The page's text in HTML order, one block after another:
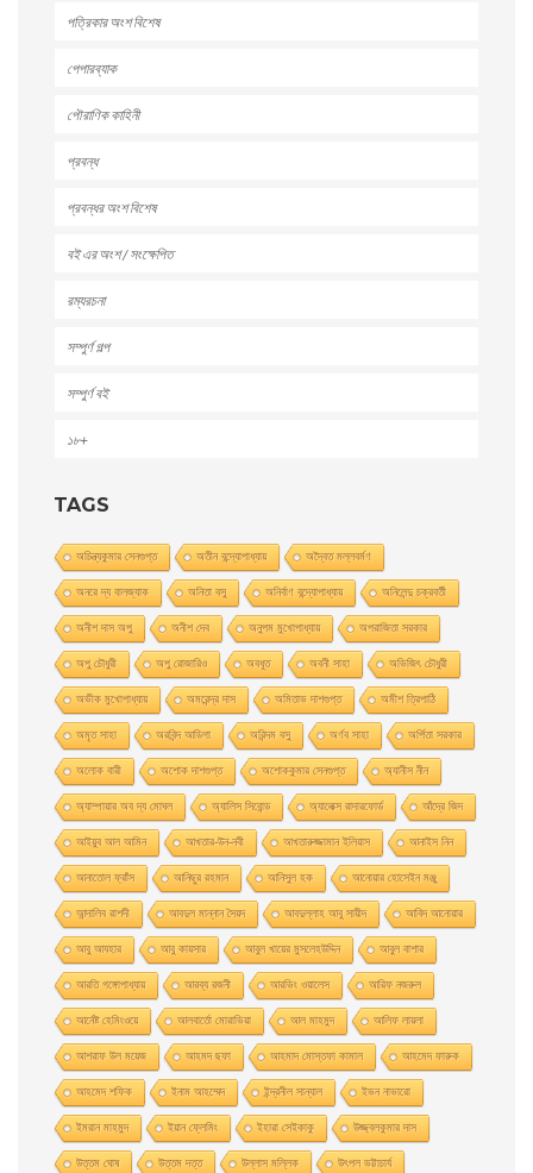
পত্রিকার অংশ বিশেষ
পেপারব্যাক
পৌরাণিক কাহিনী
প্রবন্ধ
প্রবন্ধর অংশ বিশেষ
বই এর অংশ / সংক্ষেপিত
রম্যরচনা
সম্পুর্ণ গল্প
সম্পুর্ণ বই
১৮+
TAGS
অচিন্ত্যকুমার সেনগুপ্ত অতীন বন্দ্যোপাধ্যায় অদ্বৈত মল্লবর্মণ
অনরে দ্য বালজ্যাক অনিতা বসু অনির্বাণ বন্দ্যোপাধ্যায় অনিলেন্দু চক্রবর্তী
অনীশ দাস অপু অনীশ দেব অনুপম মুখোপাধ্যায় অপরাজিতা সরকার
অপু চৌধুরী অপু রােজারিও অবধূত অবনী সাহা অভিজিৎ চৌধুরী
অভীক মুখোপাধ্যায় অমরেন্দ্র দাস অমিতাভ দাশগুপ্ত অমীশ ত্রিপাঠি
অমৃত সাহা অরবিন্দ আডিগা অরিন্দম বসু অর্ণব সাহা অর্পিতা সরকার
অলোক বারী অশােক দাশগুপ্ত অশোককুমার সেনগুপ্ত অ্যানীস নীন
অ্যাম্পায়ার অব দ্য মােঘল অ্যালিস সিবােন্ড অ্যালেক্স রাদারফোর্ড আঁদ্রে জিদ
আইয়ুব আল আমিন আখতার-উন-নবী আখতারুজ্জামান ইলিয়াস আনাইস নিন
আনাতােল ফ্রাঁস আনিছুর রহমান আনিসুল হক আনোয়ার হোসেইন মঞ্জু
আন্দালিব রাশদী আবদুল মান্নান সৈয়দ আবদুল্লাহ আবু সায়ীদ আবিদ আনোয়ার
আবু আযহার আবু কায়সার আবুল খায়ের মুসলেহউদ্দিন আবুল বাশার
আরতি গঙ্গোপাধ্যায় আরব্য রজনী আরভিং ওয়ালেস আরিফ নজরুল
আর্নেষ্ট হেমিংওয়ে আলবার্তো মােরাভিয়া আল মাহমুদ আলিফ লায়লা
আশরাফ উল ময়েজ আহমদ ছফা আহমাদ মোস্তফা কামাল আহমেদ ফারুক
আহমেদ শফিক ইনাম আহম্মেদ ইন্দ্রনীল সান্যাল ইভন নাভারাে
ইমরান মাহমুদ ইয়ান ফ্লেমিং ইহারা সেইকাকু উজ্জ্বলকুমার দাস
উত্তম ঘােষ উত্তম দত্ত উল্লাস মল্লিক উৎপল ভট্টাচার্য